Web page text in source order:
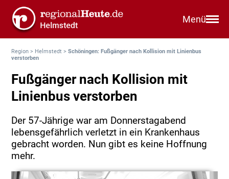
Menü
Region > Helmstedt >Schöningen: Fußgänger nach Kollision mit Linienbus
verstorben
Fußgänger nach Kollision mit
Linienbus verstorben
Der 57-Jährige war am Donnerstagabend
lebensgefährlich verletzt in ein Krankenhaus
gebracht worden. Nun gibt es keine Hoffnung
mehr.